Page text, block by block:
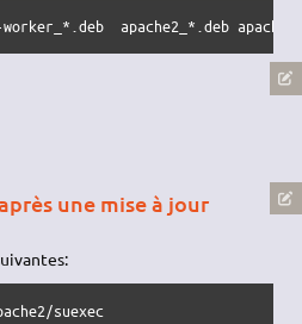
apache2_*.deb
une mise à jour
suexec